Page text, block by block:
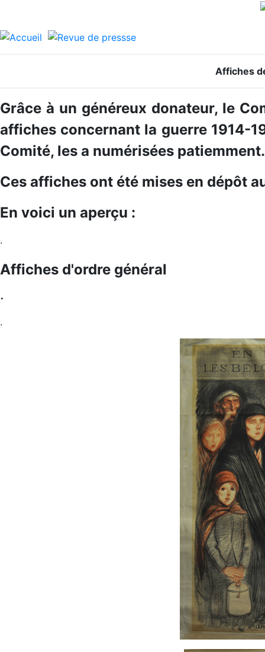
Affiches
Grâce à un généreux donateur, le
affiches concernant la guerre 1914-
Comité, les a numérisées patiemment.
Ces affiches ont été mises en dépôt
En voici un aperçu :
.
Affiches d'ordre général
.
.